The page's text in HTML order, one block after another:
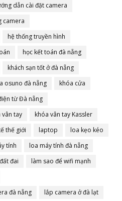
dẫn cài đặt camera
camera
hệ thống truyền hình
học kết toán đà nẵng
khách sạn tốt ở đà nẵng
osuno đà nẵng
khóa cửa
từ Đà nẵng
vân tay
khóa vân tay Kassler
thế giới laptop
loa kẹo kéo
tính
loa máy tính đà nẵng
đai
làm sao để wifi mạnh
đà nẵng
lắp camera ở đà lạt